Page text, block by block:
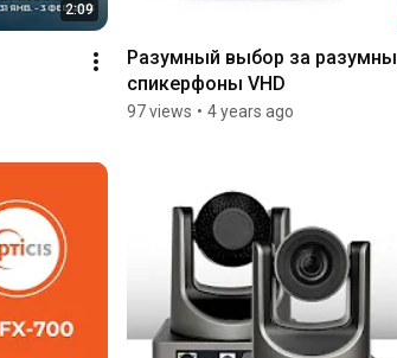
2:09
Разумный выбор за
спикерфоны VHD
97 views • 4 years ago